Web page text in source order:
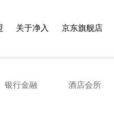
关于净入 京东旗舰店
银行金融 酒店会所